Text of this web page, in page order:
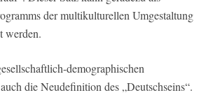
der multikulturellen Umgestaltung
werden.
demographischen
die Neudefinition des „Deutschseins“.